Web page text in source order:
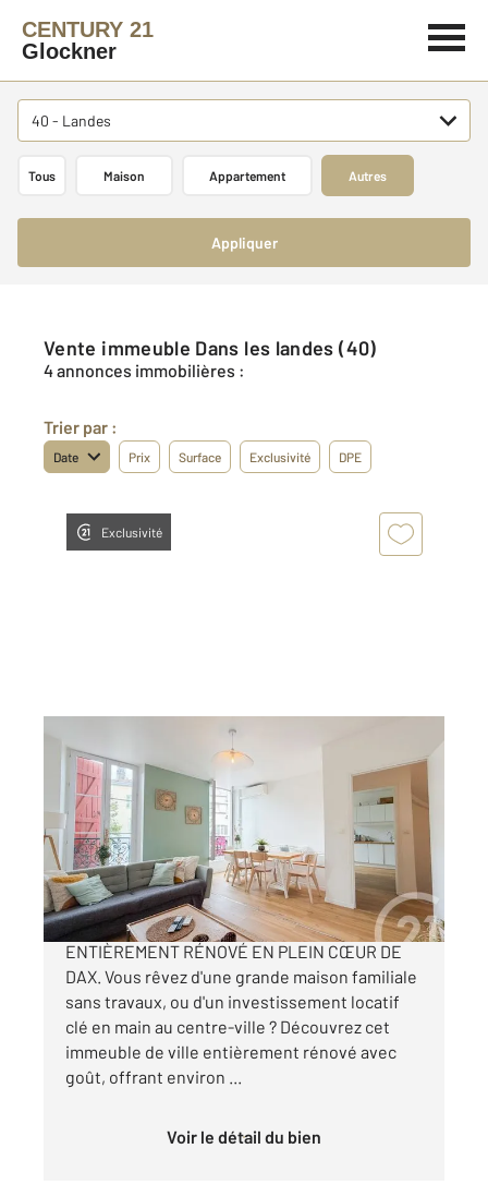
CENTURY 21
Glockner
40 - Landes
Tous Maison Appartement Autres
Appliquer
Vente immeuble Dans les landes (40)
4 annonces immobilières :
Trier par :
Date Prix Surface Exclusivité DPE
Exclusivité
DAX 40
147 m 2
Ref : 25160
Immeuble à vendre
339 000 €
RARES PRESTATIONS IMMEUBLE
ENTIÈREMENT RÉNOVÉ EN PLEIN CŒUR DE
DAX. Vous rêvez d'une grande maison familiale
sans travaux, ou d'un investissement locatif
clé en main au centre-ville ? Découvrez cet
immeuble de ville entièrement rénové avec
goût, offrant environ ...
Voir le détail du bien